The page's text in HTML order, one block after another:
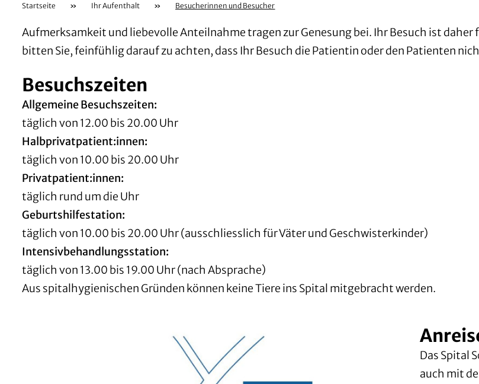
Startseite » Ihr Aufenthalt » Besucherinnen und Besucher
Aufmerksamkeit und liebevolle Anteilnahme tragen zur Genesung bei. Ihr Besuch ist
bitten Sie, feinfühlig darauf zu achten, dass Ihr Besuch die Patientin oder den Patienten
Besuchszeiten
Allgemeine Besuchszeiten:
täglich von 12.00 bis 20.00 Uhr
Halbprivatpatient:innen:
täglich von 10.00 bis 20.00 Uhr
Privatpatient:innen:
täglich rund um die Uhr
Geburtshilfestation:
täglich von 10.00 bis 20.00 Uhr (ausschliesslich für Väter und Geschwisterkinder)
Intensivbehandlungsstation:
täglich von 13.00 bis 19.00 Uhr (nach Absprache)
Aus spitalhygienischen Gründen können keine Tiere ins Spital mitgebracht werden.
Das Spital
auch mit